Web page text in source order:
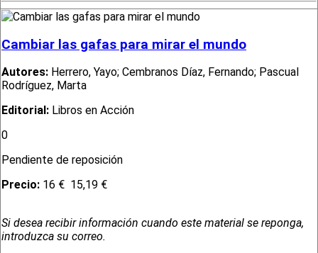
Cambiar las gafas para mirar el mundo
Autores: Herrero, Yayo; Cembranos Díaz, Fernando; Pascual
Rodríguez, Marta
Editorial: Libros en Acción
0
Pendiente de reposición
Precio: 16 € 15,19 €
Si desea recibir información cuando este material se reponga,
introduzca su correo.